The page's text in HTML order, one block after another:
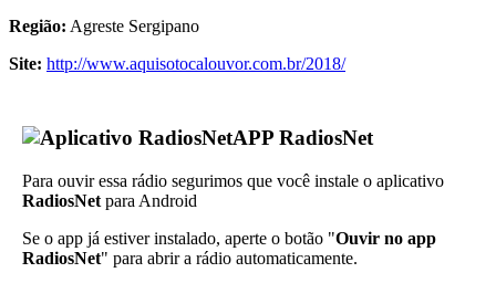
Região: Agreste Sergipano
Site: http://www.aquisotocalouvor.com.br/2018/
APP RadiosNet
Para ouvir essa rádio segurimos que você instale o aplicativo
RadiosNet para Android
Se o app já estiver instalado, aperte o botão "Ouvir no app
RadiosNet" para abrir a rádio automaticamente.